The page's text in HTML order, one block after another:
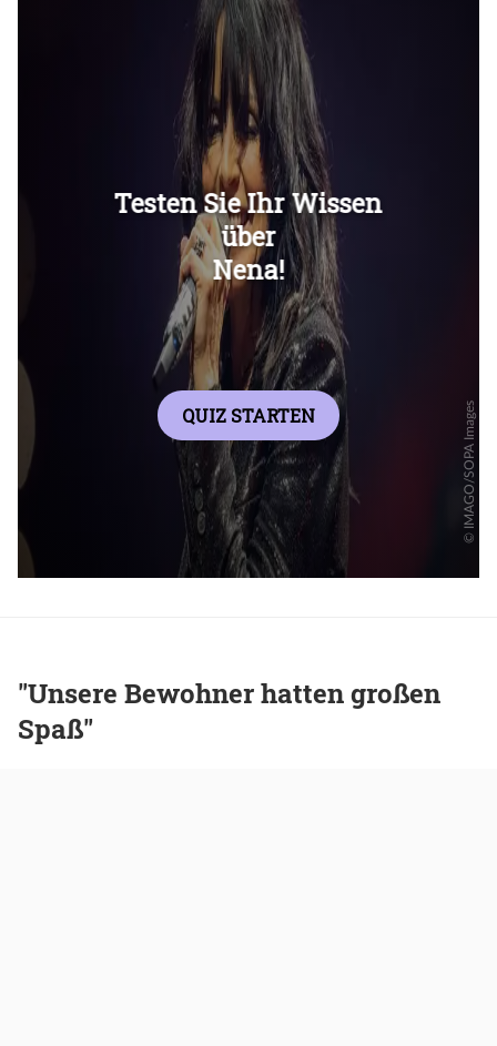
"Unsere Bewohner hatten großen
Spaß"